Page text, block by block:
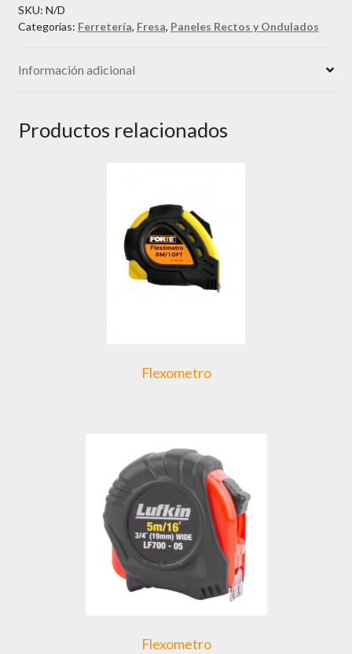
cantidad
SKU: N/D
Categorías: Ferretería, Fresa, Paneles Rectos y Ondulados
Información adicional
Productos relacionados
Flexometro
Flexometro